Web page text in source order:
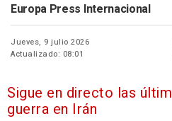
Europa Press Internacional
Jueves, 9 julio 2026
Actualizado: 08:01
Sigue en directo las
guerra en Irán